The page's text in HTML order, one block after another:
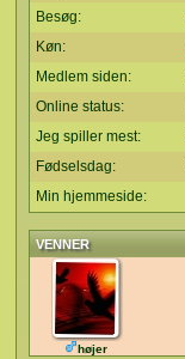
Besøg:
Køn:
Medlem siden:
Online status:
Jeg spiller mest:
Fødselsdag:
Min hjemmeside:
VENNER
højer